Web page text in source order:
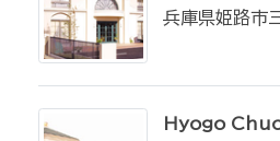
兵庫県姫路市
Hyogo